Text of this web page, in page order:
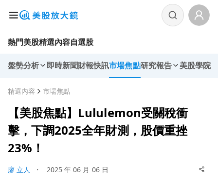
熱門美股精選內容自選股
盤勢分析 即時新聞財報快訊市場焦點研究報告 美股學院
精選內容 市場焦點
【美股焦點】Lululemon受關稅衝
擊，下調2025全年財測，股價重挫
23%！
廖 立人 ・ 2025 年 06 月 06 日